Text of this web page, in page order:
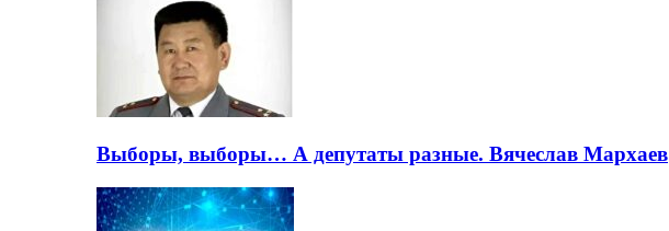
Выборы, выборы… А депутаты разные. Вячеслав Мархаев